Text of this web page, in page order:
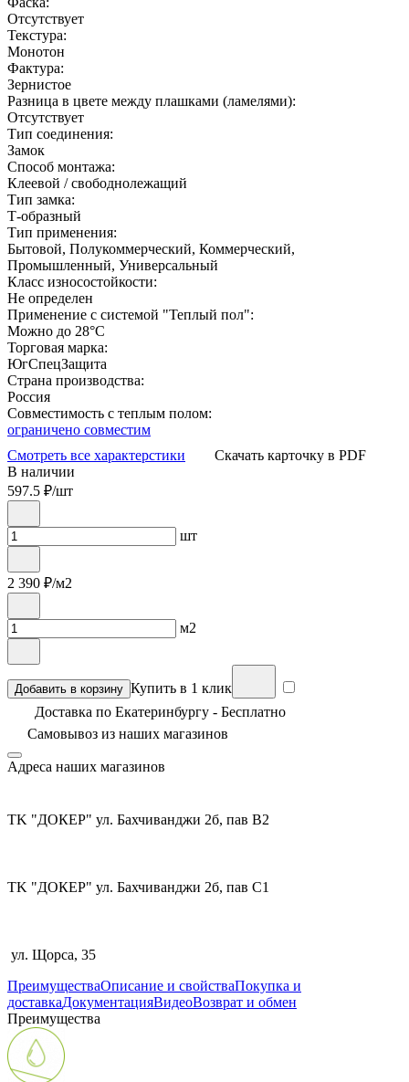
Отсутствует
Текстура:
Монотон
Фактура:
Зернистое
Разница в цвете между плашками (ламелями):
Отсутствует
Тип соединения:
Замок
Способ монтажа:
Клеевой / свободнолежащий
Тип замка:
Т-образный
Тип применения:
Бытовой, Полукоммерческий, Коммерческий,
Промышленный, Универсальный
Класс износостойкости:
Не определен
Применение с системой "Теплый пол":
Можно до 28°С
Торговая марка:
ЮгСпецЗащита
Страна производства:
Россия
Совместимость с теплым полом:
ограничено совместим
Смотреть все характерстики
Скачать карточку в PDF
В наличии
597.5 ₽/шт
шт
2 390 ₽/м2
м2
Добавить в корзину Купить в 1 клик
Доставка по Екатеринбургу - Бесплатно
Самовывоз из наших магазинов
Адреса наших магазинов
TK "ДОКЕР" ул. Бахчиванджи 2б, пав В2
TK "ДОКЕР" ул. Бахчиванджи 2б, пав С1
ул. Щорса, 35
ПреимуществаОписание и свойстваПокупка и
доставкаДокументацияВидеоВозврат и обмен
Преимущества